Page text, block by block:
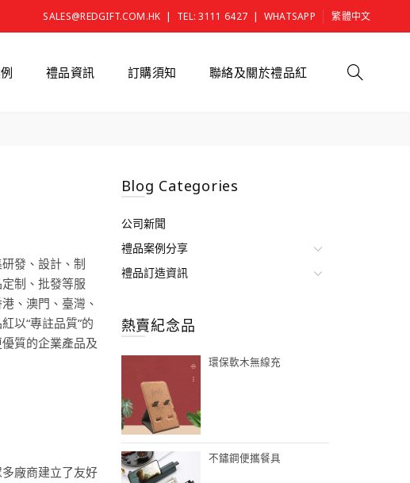
SALES@REDGIFT.COM.HK | TEL: 3111 6427 | WHATSAPP 繁體中文
禮品資訊 訂購須知 聯絡及關於禮品紅
發、設計、制
制、批發等服
、澳門、臺灣、
以“專註品質”的
質的企業產品及
廠商建立了友好
Blog Categories
公司新聞
禮品案例分享
禮品訂造資訊
熱賣紀念品
環保軟木無線充
不鏽鋼便攜餐具